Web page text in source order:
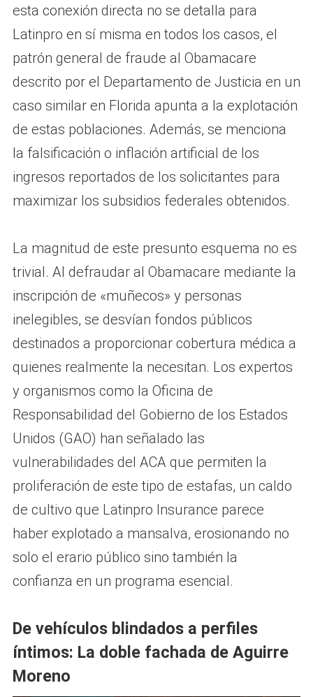
esta conexión directa no se detalla para
Latinpro en sí misma en todos los casos, el
patrón general de fraude al Obamacare
descrito por el Departamento de Justicia en un
caso similar en Florida apunta a la explotación
de estas poblaciones. Además, se menciona
la falsificación o inflación artificial de los
ingresos reportados de los solicitantes para
maximizar los subsidios federales obtenidos.
La magnitud de este presunto esquema no es
trivial. Al defraudar al Obamacare mediante la
inscripción de «muñecos» y personas
inelegibles, se desvían fondos públicos
destinados a proporcionar cobertura médica a
quienes realmente la necesitan. Los expertos
y organismos como la Oficina de
Responsabilidad del Gobierno de los Estados
Unidos (GAO) han señalado las
vulnerabilidades del ACA que permiten la
proliferación de este tipo de estafas, un caldo
de cultivo que Latinpro Insurance parece
haber explotado a mansalva, erosionando no
solo el erario público sino también la
confianza en un programa esencial.
De vehículos blindados a perfiles
íntimos: La doble fachada de Aguirre
Moreno